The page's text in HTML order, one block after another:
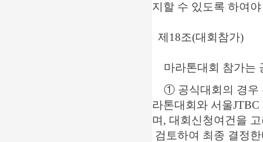
지할 수 있도록 하여
제18조(대회참가)
마라톤대회 참가는
① 공식대회의 경우
라톤대회와 서울
며, 대회신청여건
검토하여 최종 결정